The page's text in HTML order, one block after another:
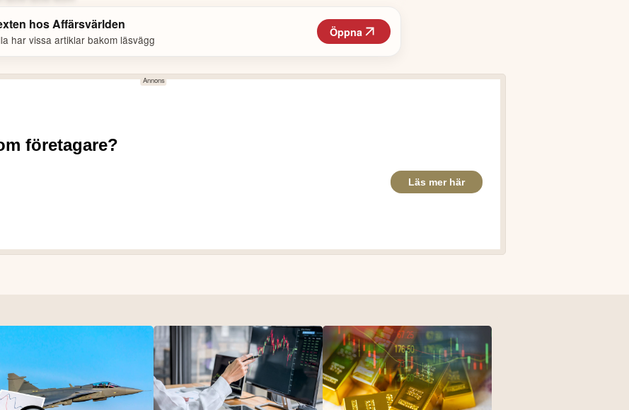
hosAffärsvärlden
har vissa artiklar bakom läsvägg
Öppna